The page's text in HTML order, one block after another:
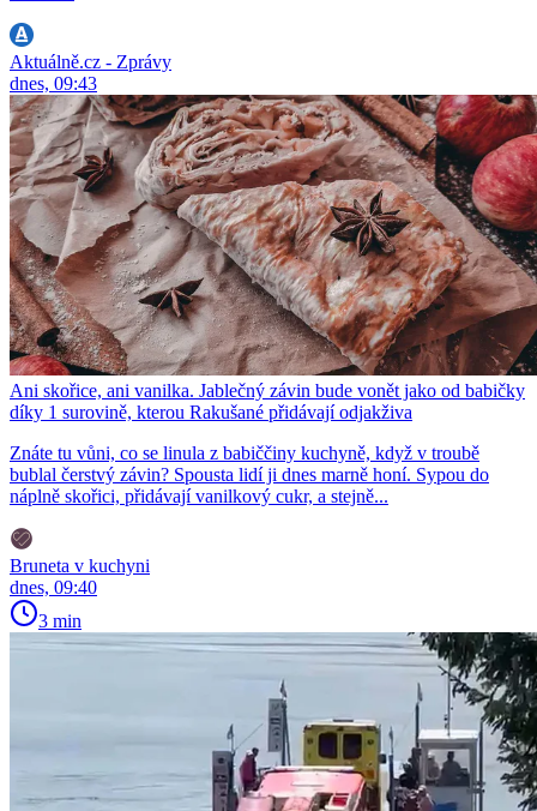
Aktuálně.cz - Zprávy
dnes, 09:43
Ani skořice, ani vanilka. Jablečný závin bude vonět jako od babičky
díky 1 surovině, kterou Rakušané přidávají odjakživa
Znáte tu vůni, co se linula z babiččiny kuchyně, když v troubě
bublal čerstvý závin? Spousta lidí ji dnes marně honí. Sypou do
náplně skořici, přidávají vanilkový cukr, a stejně...
Bruneta v kuchyni
dnes, 09:40
3 min